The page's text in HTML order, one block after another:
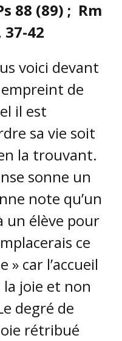
88 (89) ; Rm
42
voici devant
de
il est
sa vie soit
la trouvant.
sonne un
note qu’un
un élève pour
ce
car l’accueil
la joie et non
degré de
rétribué